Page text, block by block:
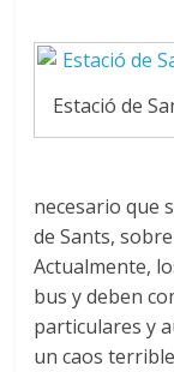
Estació de
necesario que
de Sants,
Actualmente,
bus y deben
particulares y
un caos